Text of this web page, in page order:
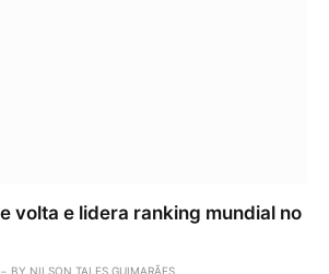
volta e lidera ranking mundial no
BY NILSON TALES GUIMARÃES